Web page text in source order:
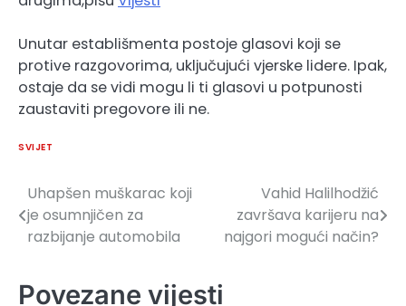
Unutar establišmenta postoje glasovi koji se
protive razgovorima, uključujući vjerske lidere. Ipak,
ostaje da se vidi mogu li ti glasovi u potpunosti
zaustaviti pregovore ili ne.
SVIJET
Navigacija
članaka
Uhapšen muškarac koji
je osumnjičen za
razbijanje automobila
Vahid Halilhodžić
završava karijeru na
najgori mogući način?
Povezane vijesti